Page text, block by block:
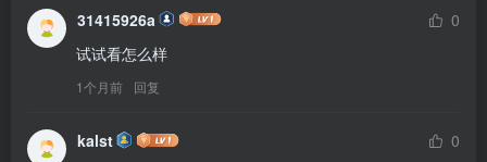
31415926a
0
试试看怎么样
1个月前 回复
kalst
0